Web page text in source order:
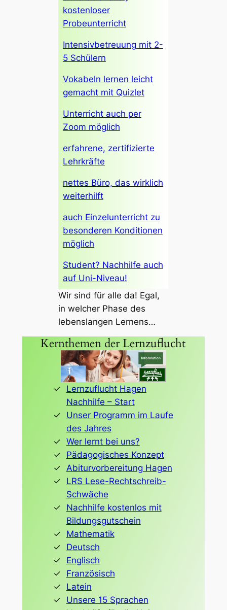
kostenloser
Probeunterricht
Intensivbetreuung mit 2-
5 Schülern
Vokabeln lernen leicht
gemacht mit Quizlet
Unterricht auch per
Zoom möglich
erfahrene, zertifizierte
Lehrkräfte
nettes Büro, das wirklich
weiterhilft
auch Einzelunterricht zu
besonderen Konditionen
möglich
Student? Nachhilfe auch
auf Uni-Niveau!
Wir sind für alle da! Egal,
in welcher Phase des
lebenslangen Lernens…
Kernthemen der Lernzuflucht
Lernzuflucht Hagen
Nachhilfe – Start
Unser Programm im Laufe
des Jahres
Wer lernt bei uns?
Pädagogisches Konzept
Abiturvorbereitung Hagen
LRS Lese-Rechtschreib-
Schwäche
Nachhilfe kostenlos mit
Bildungsgutschein
Mathematik
Deutsch
Englisch
Französisch
Latein
Unsere 15 Sprachen